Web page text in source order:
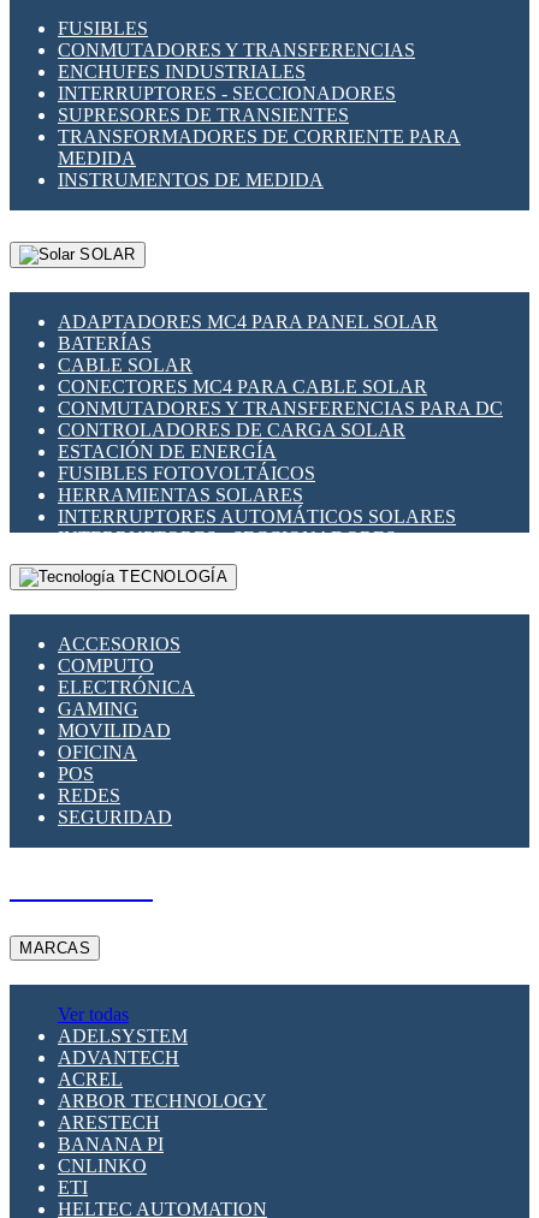
FUSIBLES
CONMUTADORES Y TRANSFERENCIAS
ENCHUFES INDUSTRIALES
INTERRUPTORES - SECCIONADORES
SUPRESORES DE TRANSIENTES
TRANSFORMADORES DE CORRIENTE PARA
MEDIDA
INSTRUMENTOS DE MEDIDA
SOLAR
ADAPTADORES MC4 PARA PANEL SOLAR
BATERÍAS
CABLE SOLAR
CONECTORES MC4 PARA CABLE SOLAR
CONMUTADORES Y TRANSFERENCIAS PARA DC
CONTROLADORES DE CARGA SOLAR
ESTACIÓN DE ENERGÍA
FUSIBLES FOTOVOLTÁICOS
HERRAMIENTAS SOLARES
INTERRUPTORES AUTOMÁTICOS SOLARES
INTERRUPTORES - SECCIONADORES
FOTOVOLTÁICOS
MONTAJE PANEL SOLAR
SUPRESOR DE TRANSIENTES SPDS PARA
APLICACIONES FOTOVOLTAICAS
TECNOLOGÍA
ACCESORIOS
COMPUTO
ELECTRÓNICA
GAMING
MOVILIDAD
OFICINA
POS
REDES
SEGURIDAD
MARCAS
Ver todas
ADELSYSTEM
ADVANTECH
ACREL
ARBOR TECHNOLOGY
ARESTECH
BANANA PI
CNLINKO
ETI
HELTEC AUTOMATION